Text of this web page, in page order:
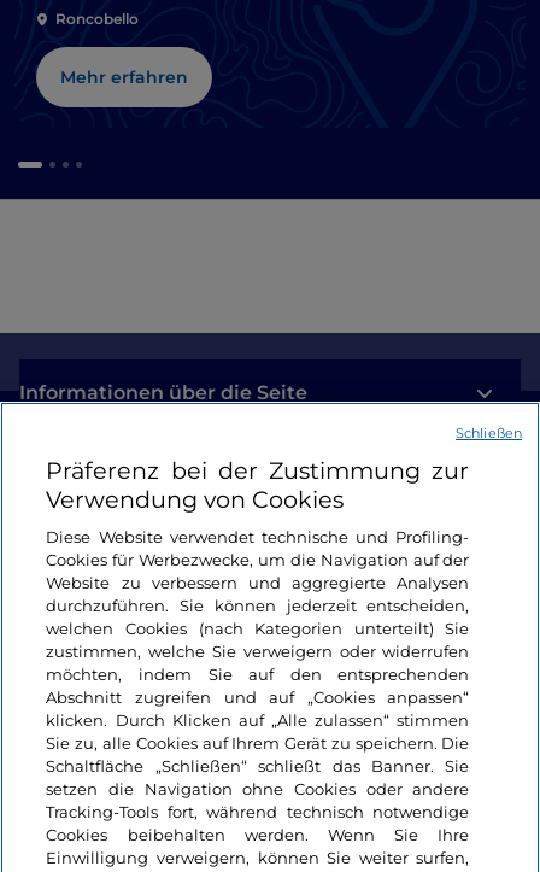
und Brescia
Roncobello
Mehr erfahren
Informationen über die Seite
Nützliche Links
Login
Bleiben wir in Kontakt
Präferenz bei der Zustimmung zur
Verwendung von Cookies
Diese Website verwendet technische und Profiling-
Cookies für Werbezwecke, um die Navigation auf der
Website zu verbessern und aggregierte Analysen
durchzuführen. Sie können jederzeit entscheiden,
welchen Cookies (nach Kategorien unterteilt) Sie
zustimmen, welche Sie verweigern oder widerrufen
möchten, indem Sie auf den entsprechenden
Abschnitt zugreifen und auf „Cookies anpassen“
klicken. Durch Klicken auf „Alle zulassen“ stimmen
Sie zu, alle Cookies auf Ihrem Gerät zu speichern. Die
Schaltfläche „Schließen“ schließt das Banner. Sie
setzen die Navigation ohne Cookies oder andere
Tracking-Tools fort, während technisch notwendige
Cookies beibehalten werden. Wenn Sie Ihre
Einwilligung verweigern, können Sie weiter surfen,
Schließen